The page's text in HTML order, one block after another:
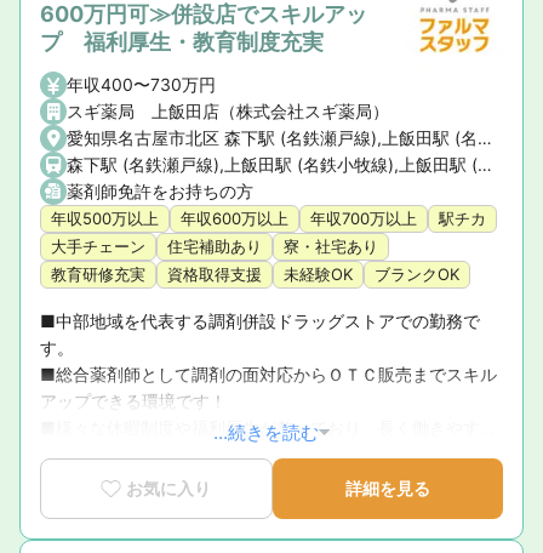
600万円可≫併設店でスキルアッ
プ 福利厚生・教育制度充実
年収400〜730万円
スギ薬局 上飯田店（株式会社スギ薬局）
愛知県名古屋市北区 森下駅 (名鉄瀬戸線),上飯田駅 (名鉄小牧線),上飯田駅 (名古屋市営地下鉄上飯田線)
森下駅 (名鉄瀬戸線),上飯田駅 (名鉄小牧線),上飯田駅 (名古屋市営地下鉄上飯田線)
薬剤師免許をお持ちの方
年収500万以上 年収600万以上 年収700万以上
駅チカ
大手チェーン
住宅補助あり
寮・社宅あり
教育研修充実
資格取得支援 未経験OK ブランクOK
■中部地域を代表する調剤併設ドラッグストアでの勤務で
す。
■総合薬剤師として調剤の面対応からＯＴＣ販売までスキル
アップできる環境です！
■様々な休暇制度や福利厚生が整っており、長く働きやすい
環境が整っています♪
...続きを読む
お気に入り 詳細を見る